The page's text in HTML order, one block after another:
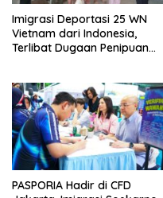
Imigrasi Deportasi 25 WN
Vietnam dari Indonesia,
Terlibat Dugaan Penipuan
PASPORIA Hadir di CFD